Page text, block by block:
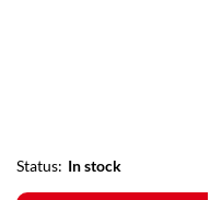
Status: In stock